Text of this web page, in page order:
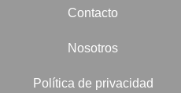
Contacto
Nosotros
Política de privacidad